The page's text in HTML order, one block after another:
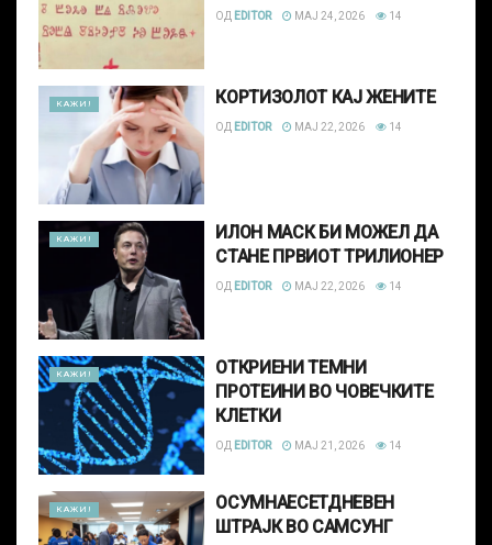
ОД EDITOR МАЈ 24, 2026 14
КАЖИ! КОРТИЗОЛОТ КАЈ ЖЕНИТЕ
ОД EDITOR МАЈ 22, 2026 14
КАЖИ!
ИЛОН МАСК БИ МОЖЕЛ ДА
СТАНЕ ПРВИОТ ТРИЛИОНЕР
ОД EDITOR МАЈ 22, 2026 14
КАЖИ!
ОТКРИЕНИ ТЕМНИ
ПРОТЕИНИ ВО ЧОВЕЧКИТЕ
КЛЕТКИ
ОД EDITOR МАЈ 21, 2026 14
КАЖИ!
ОСУМНАЕСЕТДНЕВЕН
ШТРАЈК ВО САМСУНГ